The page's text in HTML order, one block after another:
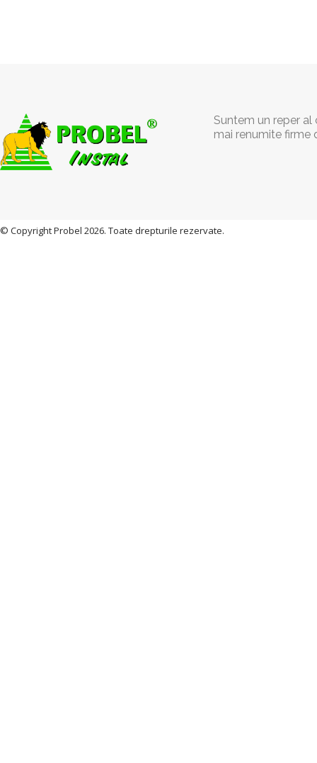
Suntem un reper
mai renumite firme
© Copyright Probel 2026. Toate drepturile rezervate.